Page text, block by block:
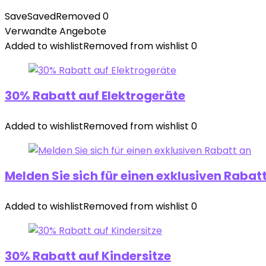
SaveSavedRemoved0
Verwandte Angebote
Added to wishlistRemoved from wishlist 0
30% Rabatt auf Elektrogeräte
Added to wishlistRemoved from wishlist 0
Melden Sie sich für einen exklusiven
Added to wishlistRemoved from wishlist 0
30% Rabatt auf Kindersitze